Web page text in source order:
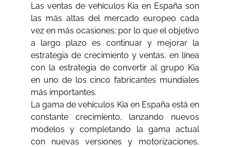
Las ventas de vehículos Kia en España son
las más altas del mercado europeo cada
vez en más ocasiones; por lo que el objetivo
a largo plazo es continuar y mejorar la
estrategia de crecimiento y ventas, en línea
con la estrategia de convertir al grupo Kia
en uno de los cinco fabricantes mundiales
más importantes.
La gama de vehículos Kia en España está en
constante crecimiento, lanzando nuevos
modelos y completando la gama actual
con nuevas versiones y motorizaciones,